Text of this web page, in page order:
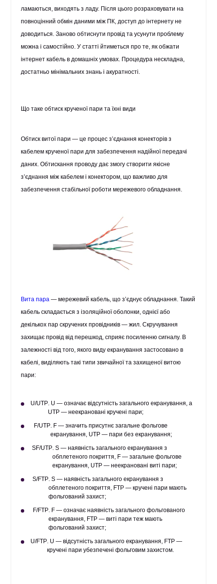
ламаються, виходять з ладу. Після цього розраховувати на
повноцінний обмін даними між ПК, доступ до інтернету не
доводиться. Заново обтиснути провід та усунути проблему
можна і самостійно. У статті йтиметься про те, як обжати
інтернет кабель в домашніх умовах. Процедура нескладна,
достатньо мінімальних знань і акуратності.
Що таке обтиск крученої пари та їхні види
Обтиск витої пари — це процес з’єднання конекторів з
кабелем крученої пари для забезпечення надійної передачі
даних. Обтискання проводу дає змогу створити якісне
з’єднання між кабелем і конектором, що важливо для
забезпечення стабільної роботи мережевого обладнання.
Вита пара — мережевий кабель, що з’єднує обладнання. Такий
кабель складається з ізоляційної оболонки, однієї або
декількох пар скручених провідників — жил. Скручування
захищає провід від перешкод, сприяє посиленню сигналу. В
залежності від того, якого виду екранування застосовано в
кабелі, виділяють такі типи звичайної та захищеної витою
пари:
U/UTP. U — означає відсутність загального екранування, а
UTP — неекрановані кручені пари;
F/UTP. F — значить присутнє загальне фольгове
екранування, UTP — пари без екранування;
SF/UTP. S — наявність загального екранування з
обплетеного покриття, F — загальне фольгове
екранування, UTP — неекрановані виті пари;
S/FTP. S — наявність загального екранування з
обплетеного покриття, FTP — кручені пари мають
фольгований захист;
F/FTP. F — означає наявність загального фольгованого
екранування, FTP — виті пари теж мають
фольгований захист;
U/FTP. U — відсутність загального екранування, FTP —
кручені пари убезпечені фольговим захистом.